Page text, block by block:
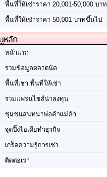
พื้นที่ให้เช่าราคา 20,001-50,000 บาท
พื้นที่ให้เช่าราคา 50,001 บาทขึ้นไป
หลัก
หน้าแรก
รวมข้อมูลตลาดนัด
พื้นที่เช่า พื้นที่ให้เช่า
รวมแฟรนไชส์น่าลงทุน
ชุมชนสนทนาพ่อค้าแม่ค้า
จุดปิ๊งไอเดียทำธุรกิจ
เกร็ดความรู้การเช่า
ติดต่อเรา